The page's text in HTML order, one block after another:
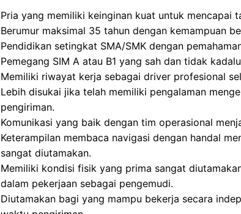
Pria yang memiliki keinginan kuat untuk mencapai
Berumur maksimal 35 tahun dengan kemampuan
Pendidikan setingkat SMA/SMK dengan
Pemegang SIM A atau B1 yang sah dan tidak
Memiliki riwayat kerja sebagai driver profesional
Lebih disukai jika telah memiliki pengalaman
pengiriman.
Komunikasi yang baik dengan tim operasional
Keterampilan membaca navigasi dengan handal
sangat diutamakan.
Memiliki kondisi fisik yang prima sangat
dalam pekerjaan sebagai pengemudi.
Diutamakan bagi yang mampu bekerja secara